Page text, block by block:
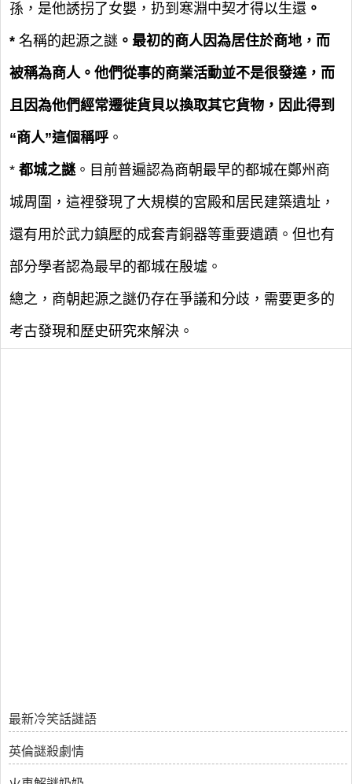
孫，是他誘拐了女嬰，扔到寒淵中契才得以生還 。
* 名稱的起源之謎 。最初的商人因為居住於商地，而
被稱為商人。他們從事的商業活動並不是很發達，而
且因為他們經常遷徙貨貝以換取其它貨物，因此得到
“商人”這個稱呼 。
* 都城之謎。目前普遍認為商朝最早的都城在鄭州商
城周圍，這裡發現了大規模的宮殿和居民建築遺址，
還有用於武力鎮壓的成套青銅器等重要遺蹟。但也有
部分學者認為最早的都城在殷墟。
總之，商朝起源之謎仍存在爭議和分歧，需要更多的
考古發現和歷史研究來解決。
最新冷笑話謎語
英倫謎殺劇情